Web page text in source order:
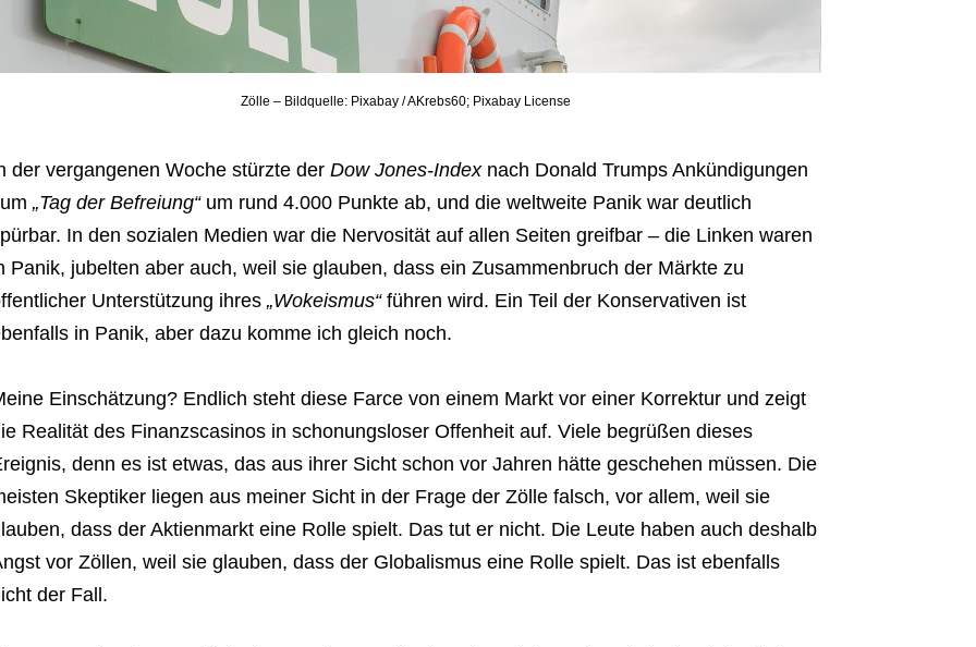
Zölle – Bildquelle: Pixabay / AKrebs60; Pixabay License
der vergangenen Woche stürzte der Dow Jones-Indexnach Donald Trumps Ankündigungen
„Tag der Befreiung“um rund 4.000 Punkte ab, und die weltweite Panik war deutlich
In den sozialen Medien war die Nervosität auf allen Seiten greifbar – die Linken waren
Panik, jubelten aber auch, weil sie glauben, dass ein Zusammenbruch der Märkte zu
Unterstützung ihres„Wokeismus“führen wird. Ein Teil der Konservativen ist
in Panik, aber dazu komme ich gleich noch.
Einschätzung? Endlich steht diese Farce von einem Markt vor einer Korrektur und zeigt
Realität des Finanzscasinos in schonungsloser Offenheit auf. Viele begrüßen dieses
denn es ist etwas, das aus ihrer Sicht schon vor Jahren hätte geschehen müssen. Die
Skeptiker liegen aus meiner Sicht in der Frage der Zölle falsch, vor allem, weil sie
dass der Aktienmarkt eine Rolle spielt. Das tut er nicht. Die Leute haben auch deshalb
vor Zöllen, weil sie glauben, dass der Globalismus eine Rolle spielt. Das ist ebenfalls
der Fall.